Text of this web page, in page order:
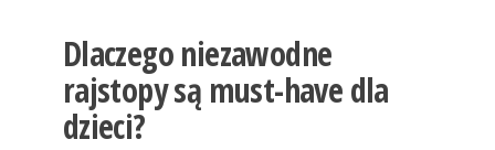
Dlaczego niezawodne
rajstopy są must-have dla
dzieci?